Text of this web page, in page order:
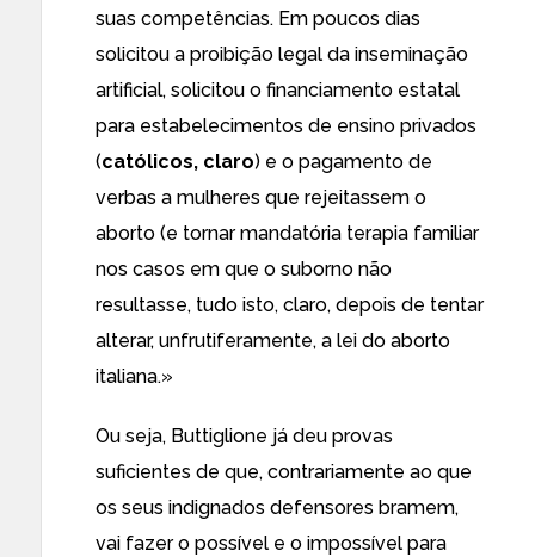
suas competências. Em poucos dias
solicitou a proibição legal da inseminação
artificial, solicitou o financiamento estatal
para estabelecimentos de ensino privados
(católicos, claro) e o pagamento de
verbas a mulheres que rejeitassem o
aborto (e tornar mandatória terapia familiar
nos casos em que o suborno não
resultasse, tudo isto, claro, depois de tentar
alterar, unfrutiferamente, a lei do aborto
italiana.»
Ou seja, Buttiglione já deu provas
suficientes de que, contrariamente ao que
os seus indignados defensores bramem,
vai fazer o possível e o impossível para